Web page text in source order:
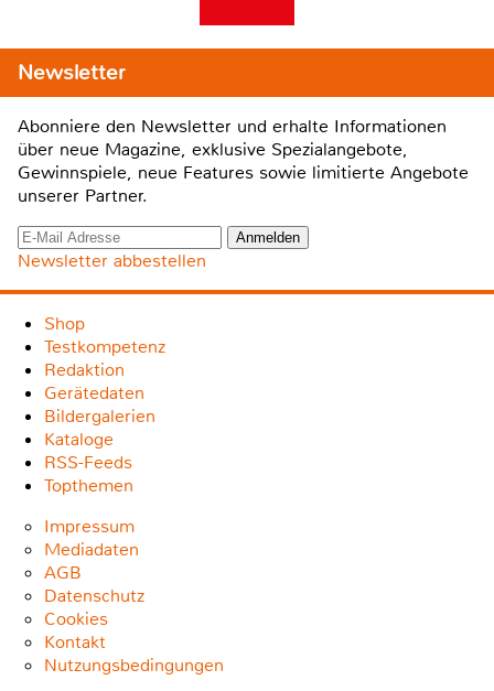
Newsletter
Abonniere den Newsletter und erhalte Informationen
über neue Magazine, exklusive Spezialangebote,
Gewinnspiele, neue Features sowie limitierte Angebote
unserer Partner.
Newsletter abbestellen
Shop
Testkompetenz
Redaktion
Gerätedaten
Bildergalerien
Kataloge
RSS-Feeds
Topthemen
Impressum
Mediadaten
AGB
Datenschutz
Cookies
Kontakt
Nutzungsbedingungen